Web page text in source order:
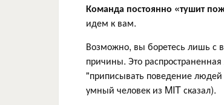
Команда постоянно «тушит
идем к вам.
Возможно, вы боретесь лишь с
причины. Это
"приписывать поведение людей
умный человек из MIT сказал).